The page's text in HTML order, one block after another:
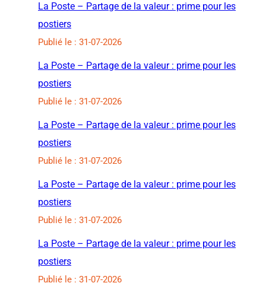
La Poste – Partage de la valeur : prime pour les
postiers
Publié le : 31-07-2026
La Poste – Partage de la valeur : prime pour les
postiers
Publié le : 31-07-2026
La Poste – Partage de la valeur : prime pour les
postiers
Publié le : 31-07-2026
La Poste – Partage de la valeur : prime pour les
postiers
Publié le : 31-07-2026
La Poste – Partage de la valeur : prime pour les
postiers
Publié le : 31-07-2026